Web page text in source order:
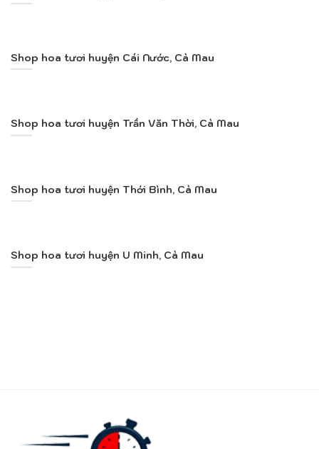
Shop hoa tươi huyện Cái Nước, Cà Mau
Shop hoa tươi huyện Trần Văn Thời, Cà Mau
Shop hoa tươi huyện Thới Bình, Cà Mau
Shop hoa tươi huyện U Minh, Cà Mau